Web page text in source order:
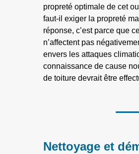
propreté optimale de cet
faut-il exiger la propreté
réponse, c’est parce que
n’affectent pas
envers les attaques
connaissance de cause
de toiture devrait être
Nettoyage et